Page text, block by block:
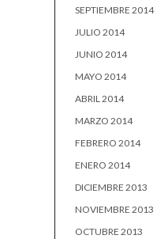
SEPTIEMBRE 2014
JULIO 2014
JUNIO 2014
MAYO 2014
ABRIL 2014
MARZO 2014
FEBRERO 2014
ENERO 2014
DICIEMBRE 2013
NOVIEMBRE 2013
OCTUBRE 2013